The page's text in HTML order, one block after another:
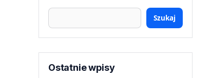
Szukaj
Ostatnie wpisy